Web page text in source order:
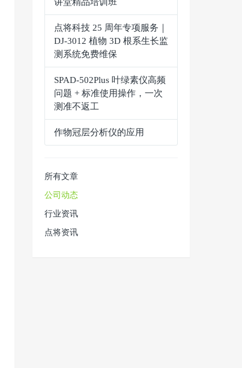
点将科技 25 周年专项服务｜
DJ-3012 植物 3D 根系生长监
测系统免费维保
SPAD‑502Plus 叶绿素仪高频
问题 + 标准使用操作，一次
测准不返工
作物冠层分析仪的应用
所有文章
公司动态
行业资讯
点将资讯